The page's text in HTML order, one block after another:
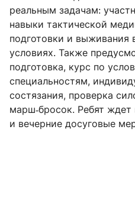
реальным задачам:
навыки тактической
подготовки и выживания
условиях. Также
подготовка, курс по
специальностям,
состязания, проверка
марш‑бросок. Ребят ждет
и вечерние досуговые